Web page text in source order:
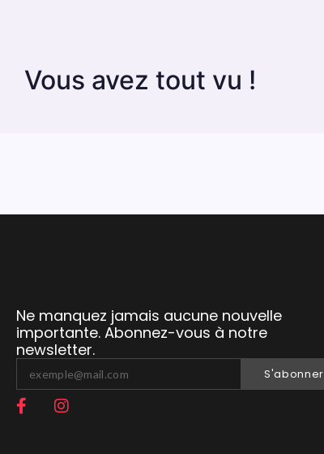
Vous avez tout vu !
Ne manquez jamais aucune nouvelle
importante. Abonnez-vous à notre
newsletter.
S'abonner